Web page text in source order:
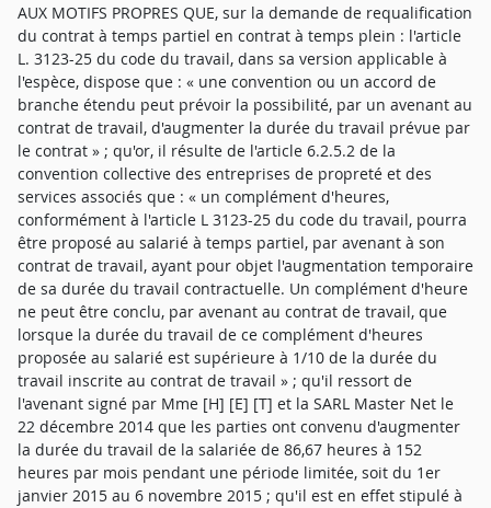
AUX MOTIFS PROPRES QUE, sur la demande de requalification
du contrat à temps partiel en contrat à temps plein : l'article
L. 3123-25 du code du travail, dans sa version applicable à
l'espèce, dispose que : « une convention ou un accord de
branche étendu peut prévoir la possibilité, par un avenant au
contrat de travail, d'augmenter la durée du travail prévue par
le contrat » ; qu'or, il résulte de l'article 6.2.5.2 de la
convention collective des entreprises de propreté et des
services associés que : « un complément d'heures,
conformément à l'article L 3123-25 du code du travail, pourra
être proposé au salarié à temps partiel, par avenant à son
contrat de travail, ayant pour objet l'augmentation temporaire
de sa durée du travail contractuelle. Un complément d'heure
ne peut être conclu, par avenant au contrat de travail, que
lorsque la durée du travail de ce complément d'heures
proposée au salarié est supérieure à 1/10 de la durée du
travail inscrite au contrat de travail » ; qu'il ressort de
l'avenant signé par Mme [H] [E] [T] et la SARL Master Net le
22 décembre 2014 que les parties ont convenu d'augmenter
la durée du travail de la salariée de 86,67 heures à 152
heures par mois pendant une période limitée, soit du 1er
janvier 2015 au 6 novembre 2015 ; qu'il est en effet stipulé à